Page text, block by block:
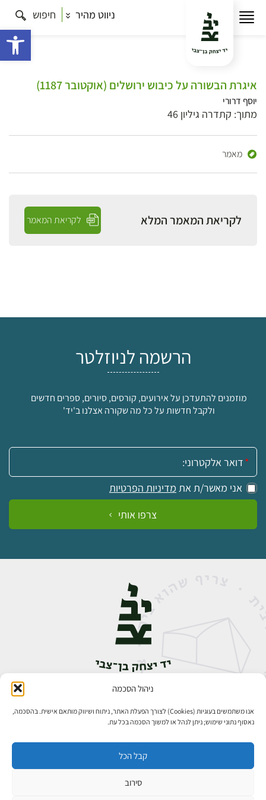
ניהול הסכמה
אנו משתמשים בעוגיות (Cookies) לצורך הפעלת האתר, ניתוח ושיווק מותאם אישית. בהסכמה,
נאסוף נתוני שימוש; ניתן לנהל או למשוך הסכמה בכל עת.
קבל הכל
סירוב
ניווט מהיר חיפוש
איגרת הבשורה על כיבוש ירושלים (אוקטובר 1187)
יוסף דרורי
מתוך: קתדרה גיליון 46
מאמר
לקריאת המאמר המלא לקריאת המאמר
הרשמה לניוזלטר
מוזמנים להתעדכן על אירועים, קורסים, סיורים, ספרים חדשים
ולקבל חדשות על כל מה שקורה אצלנו ב'יד'
אימייל:
אני מאשר/ת את מדיניות הפרטיות
צרפו אותי
אבן גבירול 14, רחביה, ירושלים